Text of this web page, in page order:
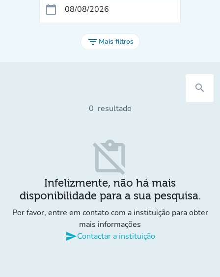
calendar_today
filter_list Mais filtros
search
0 resultado
content_paste_off
Infelizmente, não há mais
disponibilidade para a sua pesquisa.
Por favor, entre em contato com a instituição para obter
mais informações
sendContactar a instituição